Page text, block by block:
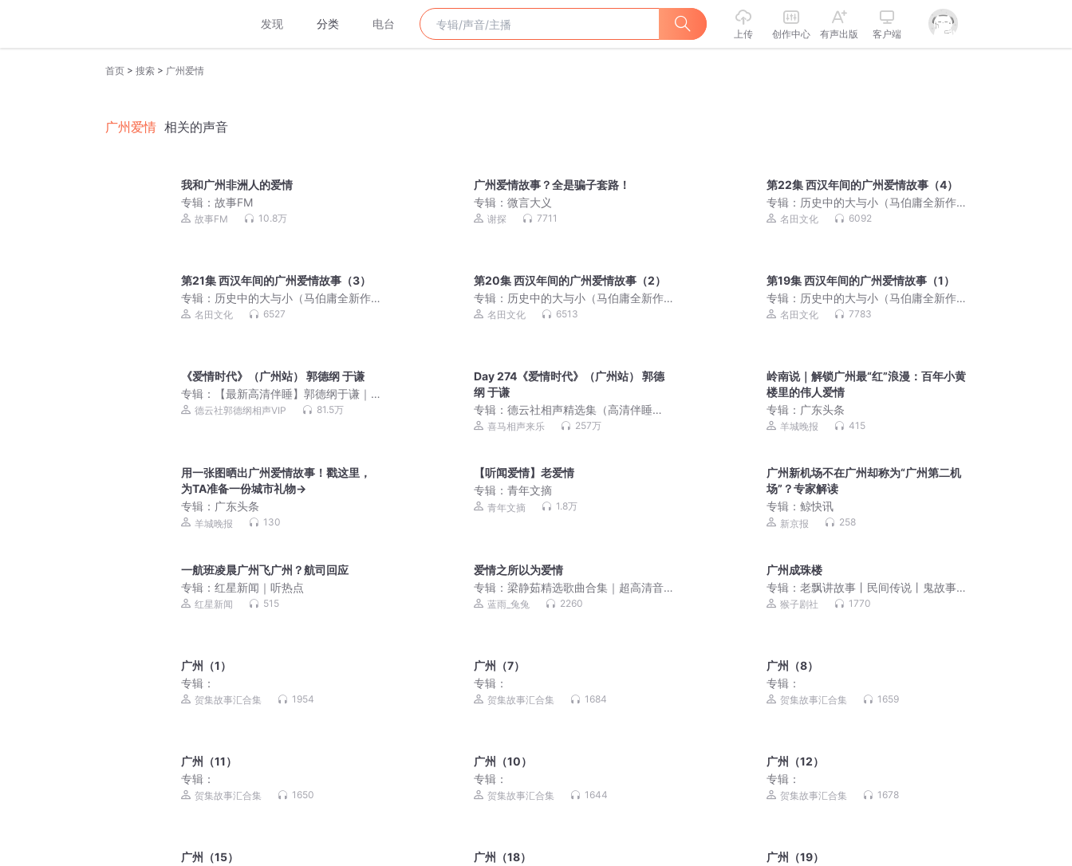
发现 分类 电台
上传 创作中心 有声出版 客户端
首页 > 搜索 > 广州爱情
广州爱情 相关的声音
我和广州非洲人的爱情
专辑： 故事FM
故事FM 10.8万
广州爱情故事？全是骗子套路！
专辑：微言大义
谢探 7711
第22集 西汉年间的广州爱情故事（4）
专辑： 历史中的大与小（马伯庸全新作
品）名田文化 6092
第21集 西汉年间的广州爱情故事（3）
专辑： 历史中的大与小（马伯庸全新作
品）名田文化 6527
第20集 西汉年间的广州爱情故事（2）
专辑： 历史中的大与小（马伯庸全新作
品）名田文化 6513
第19集 西汉年间的广州爱情故事（1）
专辑： 历史中的大与小（马伯庸全新作
品）名田文化 7783
《爱情时代》（广州站） 郭德纲 于谦
专辑：
【最新高清伴睡】郭德纲于谦｜
安心睡眠｜十年经典｜高清
德云社郭德纲相声VIP 81.5万
Day 274《爱情时代》（广州站） 郭德
纲 于谦
专辑：德云社相声精选集（高清伴睡
版）喜马相声来乐 257万
岭南说｜解锁广州最“红”浪漫：百年小黄
楼里的伟人爱情
专辑： 广东头条
羊城晚报 415
用一张图晒出广州爱情故事！戳这里，
为TA准备一份城市礼物→
专辑： 广东头条
羊城晚报 130
【听闻爱情】老爱情
专辑：青年文摘
青年文摘 1.8万
广州新机场不在广州却称为“广州第二机
场”？专家解读
专辑：鲸快讯
新京报 258
一航班凌晨广州飞广州？航司回应
专辑： 红星新闻｜听热点
红星新闻 515
爱情之所以为爱情
专辑：梁静茹精选歌曲合集｜超高清音
质｜必备歌单
蓝雨_兔兔 2260
广州成珠楼
专辑：老飘讲故事丨民间传说丨鬼故事
丨胆小勿入
猴子剧社 1770
广州（1）
专辑：
贺集故事汇合集 1954
广州（7）
专辑：
贺集故事汇合集 1684
广州（8）
专辑：
贺集故事汇合集 1659
广州（11）
专辑：
贺集故事汇合集 1650
广州（10）
专辑：
贺集故事汇合集 1644
广州（12）
专辑：
贺集故事汇合集 1678
广州（15）
广州（18）
广州（19）